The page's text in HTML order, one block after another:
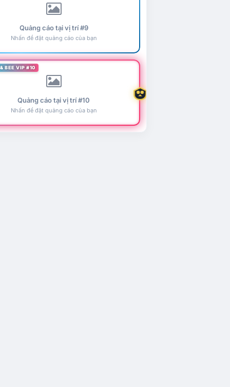
Quảng cáo tại vị trí #9
Nhấn để đặt quảng cáo của bạn
BEE VIP #10
Quảng cáo tại vị trí #10
Nhấn để đặt quảng cáo của bạn